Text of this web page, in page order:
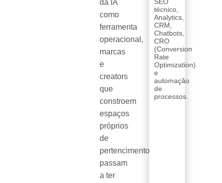
da IA
como
ferramenta
operacional,
marcas
e
creators
que
constroem
espaços
próprios
de
pertencimento
passam
a ter
SEO
técnico,
Analytics,
CRM,
Chatbots,
CRO
(Conversion
Rate
Optimization)
e
automação
de
processos.